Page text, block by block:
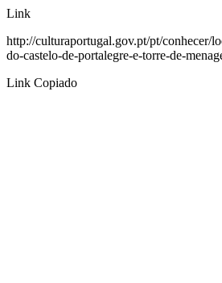
Link
http://culturaportugal.gov.pt/pt/conhecer/
do-castelo-de-portalegre-e-torre-de-
Link Copiado